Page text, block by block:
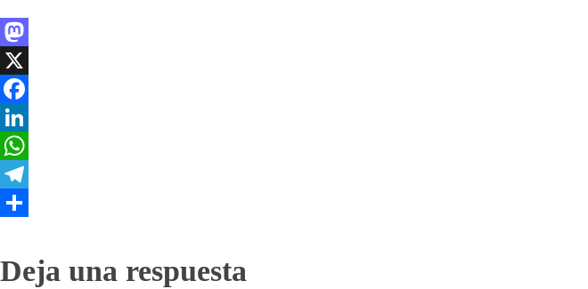
Mastodon
X
Facebook
LinkedIn
WhatsApp
Telegram
Deja una respuesta